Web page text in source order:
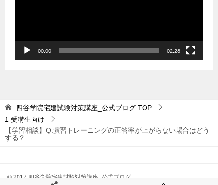
00:00 02:28
四谷学院宅建試験対策講座_公式ブログ TOP
1 受講生向け
【学習相談】Q.演習トレーニングの正答率が上がらない場合はどう
する？
© 2017 四谷学院宅建試験対策講座_公式ブログ